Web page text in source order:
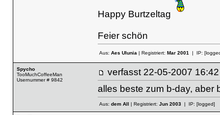
Happy Burtzeltag
Feier schön
Aus: Aes Ulunia| Registriert: Mar 2001| IP:
Spycho
TooMuchCoffeeMan
Usernummer # 9842
verfasst 22-05-2007
alles beste zum b-day,
Aus: dem All | Registriert: Jun 2003| IP: [logged]